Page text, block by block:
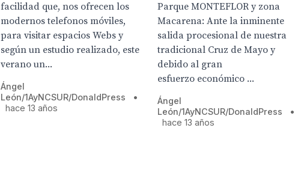
facilidad que, nos ofrecen los
modernos telefonos móviles,
para visitar espacios Webs y
según un estudio realizado, este
verano un...
Ángel
León/1AyNCSUR/DonaldPress
•
hace 13 años
Parque MONTEFLOR y zona
Macarena: Ante la inminente
salida procesional de nuestra
tradicional Cruz de Mayo y
debido al gran
esfuerzo económico ...
Ángel
León/1AyNCSUR/DonaldPress
•
hace 13 años